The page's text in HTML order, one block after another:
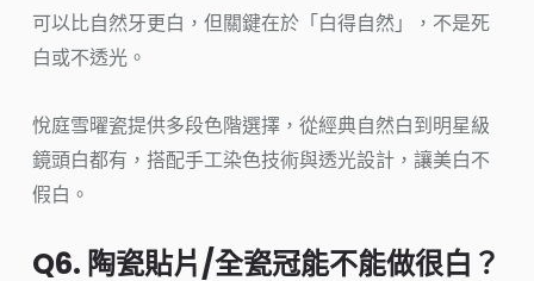
可以比自然牙更白，但關鍵在於「白得自然」，不是死
白或不透光。
悅庭雪曜瓷提供多段色階選擇，從經典自然白到明星級
鏡頭白都有，搭配手工染色技術與透光設計，讓美白不
假白。
Q6. 陶瓷貼片/全瓷冠能不能做很白？